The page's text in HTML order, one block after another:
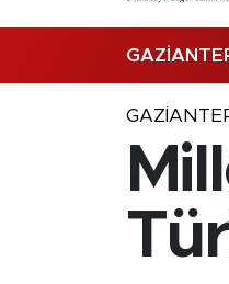
Süper Lig Puan
Son Dakika
Haber Arşivi